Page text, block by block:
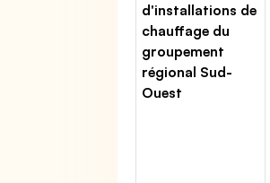
d'installations de
chauffage du
groupement
régional Sud-
Ouest